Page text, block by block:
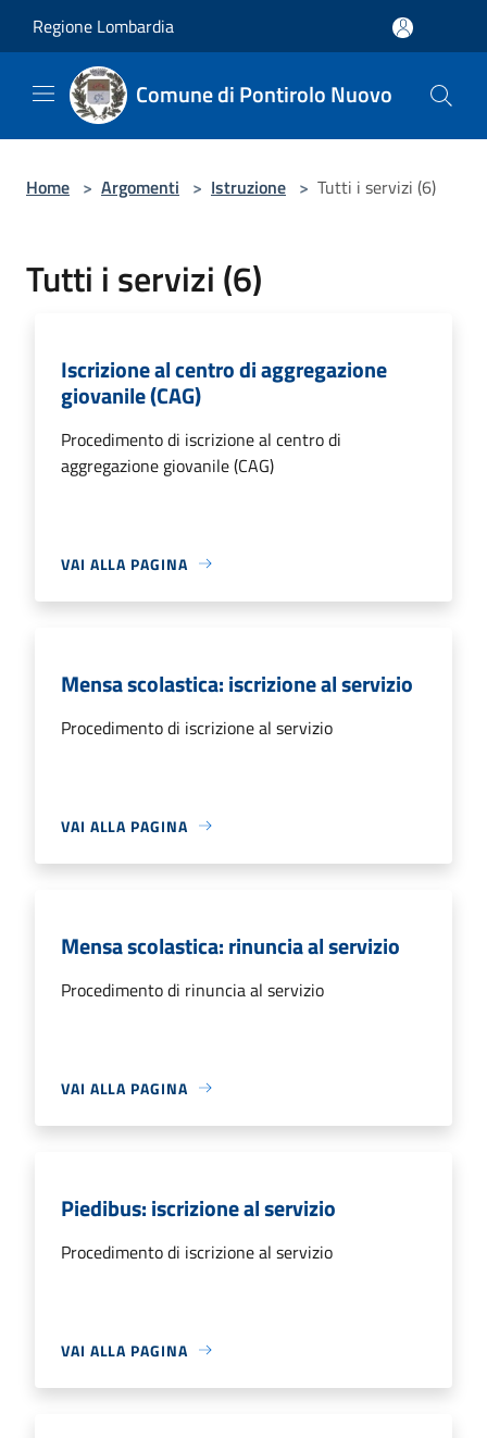
Regione Lombardia
Comune di Pontirolo Nuovo
Home > Argomenti > Istruzione > Tutti i servizi (6)
Tutti i servizi (6)
Iscrizione al centro di aggregazione
giovanile (CAG)
Procedimento di iscrizione al centro di
aggregazione giovanile (CAG)
VAI ALLA PAGINA
Mensa scolastica: iscrizione al servizio
Procedimento di iscrizione al servizio
VAI ALLA PAGINA
Mensa scolastica: rinuncia al servizio
Procedimento di rinuncia al servizio
VAI ALLA PAGINA
Piedibus: iscrizione al servizio
Procedimento di iscrizione al servizio
VAI ALLA PAGINA